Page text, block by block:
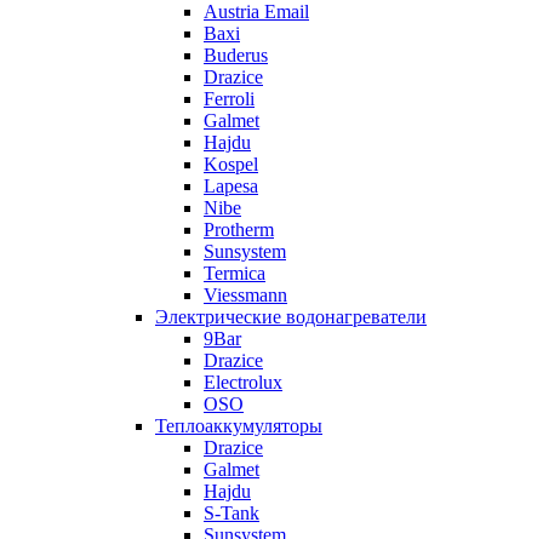
Austria Email
Baxi
Buderus
Drazice
Ferroli
Galmet
Hajdu
Kospel
Lapesa
Nibe
Protherm
Sunsystem
Termica
Viessmann
Электрические водонагреватели
9Bar
Drazice
Electrolux
OSO
Теплоаккумуляторы
Drazice
Galmet
Hajdu
S-Tank
Sunsystem